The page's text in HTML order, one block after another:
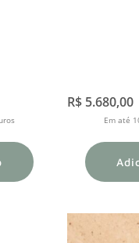
R$ 5.680,00
Em até